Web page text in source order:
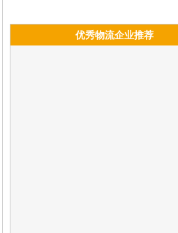
优秀物流企业推荐